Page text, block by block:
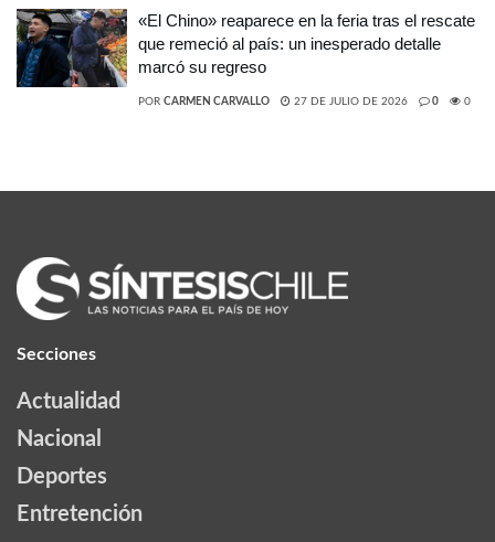
«El Chino» reaparece en la feria tras el rescate
que remeció al país: un inesperado detalle
marcó su regreso
POR CARMEN CARVALLO 27 DE JULIO DE 2026 0 0
Secciones
Actualidad
Nacional
Deportes
Entretención